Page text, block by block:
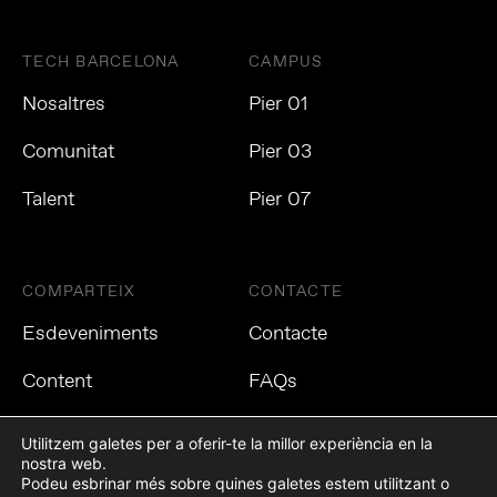
TECH BARCELONA
Nosaltres
Comunitat
Talent
CAMPUS
Pier 01
Pier 03
Pier 07
COMPARTEIX
Esdeveniments
Content
CONTACTE
Contacte
FAQs
Utilitzem galetes per a oferir-te la millor experiència en la
nostra web.
Podeu esbrinar més sobre quines galetes estem utilitzant o